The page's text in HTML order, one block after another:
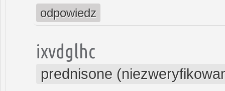
odpowiedz
ixvdglhc
prednisone